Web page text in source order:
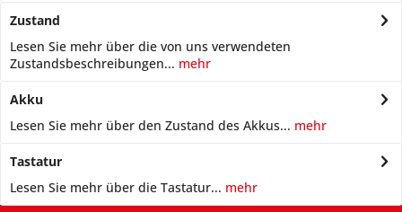
Zustand
Lesen Sie mehr über die von uns verwendeten
Zustandsbeschreibungen... mehr
Akku
Lesen Sie mehr über den Zustand des Akkus... mehr
Tastatur
Lesen Sie mehr über die Tastatur... mehr